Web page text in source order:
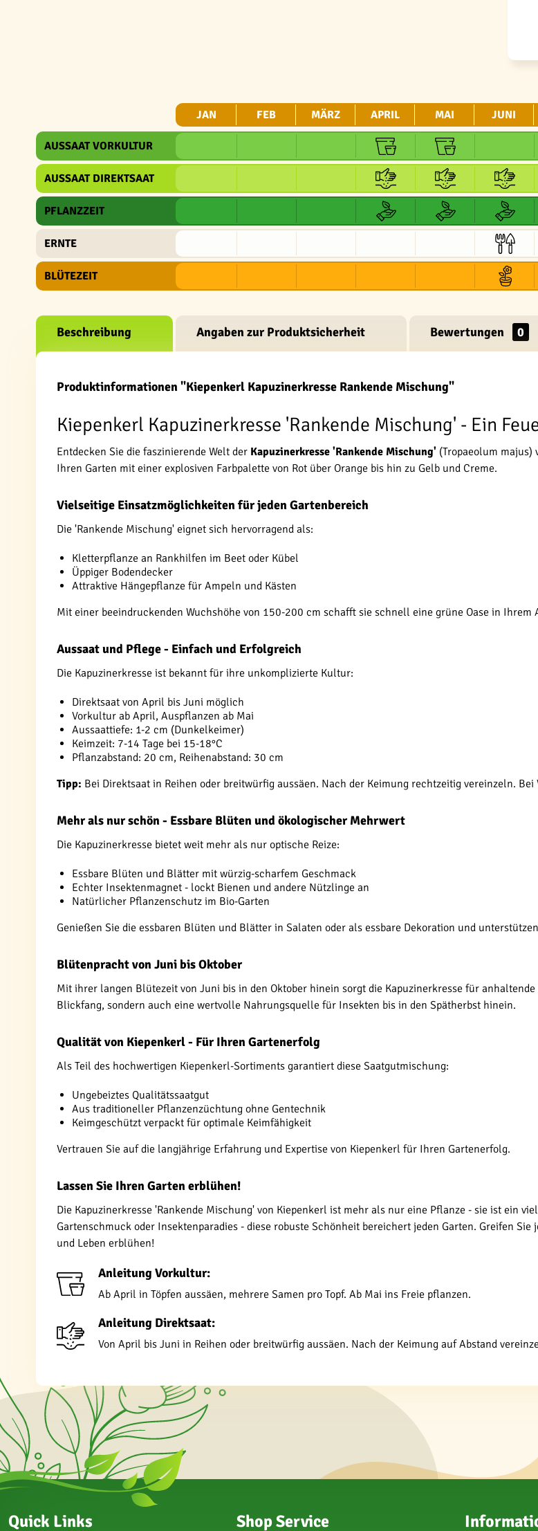
JAN FEB MÄRZ APRIL MAI JUNI
AUSSAAT VORKULTUR
AUSSAAT DIREKTSAAT
PFLANZZEIT
ERNTE
BLÜTEZEIT
Beschreibung Angaben zur Produktsicherheit Bewertungen 0
Produktinformationen "Kiepenkerl Kapuzinerkresse Rankende Mischung"
Kiepenkerl Kapuzinerkresse 'Rankende Mischung' - Ein
Entdecken Sie die faszinierende Welt der Kapuzinerkresse 'Rankende Mischung' (Tropaeolum
Ihren Garten mit einer explosiven Farbpalette von Rot über Orange bis hin zu Gelb und Creme.
Vielseitige Einsatzmöglichkeiten für jeden Gartenbereich
Die 'Rankende Mischung' eignet sich hervorragend als:
Kletterpflanze an Rankhilfen im Beet oder Kübel
Üppiger Bodendecker
Attraktive Hängepflanze für Ampeln und Kästen
Mit einer beeindruckenden Wuchshöhe von 150-200 cm schafft sie schnell eine grüne Oase in Ihrem
Aussaat und Pflege - Einfach und Erfolgreich
Die Kapuzinerkresse ist bekannt für ihre unkomplizierte Kultur:
Direktsaat von April bis Juni möglich
Vorkultur ab April, Auspflanzen ab Mai
Aussaattiefe: 1-2 cm (Dunkelkeimer)
Keimzeit: 7-14 Tage bei 15-18°C
Pflanzabstand: 20 cm, Reihenabstand: 30 cm
Tipp: Bei Direktsaat in Reihen oder breitwürfig aussäen. Nach der Keimung rechtzeitig vereinzeln.
Mehr als nur schön - Essbare Blüten und ökologischer Mehrwert
Die Kapuzinerkresse bietet weit mehr als nur optische Reize:
Essbare Blüten und Blätter mit würzig-scharfem Geschmack
Echter Insektenmagnet - lockt Bienen und andere Nützlinge an
Natürlicher Pflanzenschutz im Bio-Garten
Genießen Sie die essbaren Blüten und Blätter in Salaten oder als essbare Dekoration und
Blütenpracht von Juni bis Oktober
Mit ihrer langen Blütezeit von Juni bis in den Oktober hinein sorgt die Kapuzinerkresse für
Blickfang, sondern auch eine wertvolle Nahrungsquelle für Insekten bis in den Spätherbst hinein.
Qualität von Kiepenkerl - Für Ihren Gartenerfolg
Als Teil des hochwertigen Kiepenkerl-Sortiments garantiert diese Saatgutmischung:
Ungebeiztes Qualitätssaatgut
Aus traditioneller Pflanzenzüchtung ohne Gentechnik
Keimgeschützt verpackt für optimale Keimfähigkeit
Vertrauen Sie auf die langjährige Erfahrung und Expertise von Kiepenkerl für Ihren Gartenerfolg.
Lassen Sie Ihren Garten erblühen!
Die Kapuzinerkresse 'Rankende Mischung' von Kiepenkerl ist mehr als nur eine Pflanze - sie ist ein
Gartenschmuck oder Insektenparadies - diese robuste Schönheit bereichert jeden Garten. Greifen
und Leben erblühen!
Anleitung Vorkultur:
Ab April in Töpfen aussäen, mehrere Samen pro Topf. Ab Mai ins Freie pflanzen.
Anleitung Direktsaat:
Von April bis Juni in Reihen oder breitwürfig aussäen. Nach der Keimung auf Abstand
Quick Links Shop Service